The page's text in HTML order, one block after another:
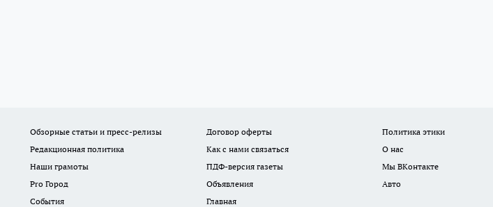
Обзорные статьи и пресс-релизы Договор оферты
Политика этики
Редакционная политика
Как с нами связаться
О нас
Наши грамоты
ПДФ-версия газеты
Мы ВКонтакте
Pro Город
Объявления
Авто
События
Главная